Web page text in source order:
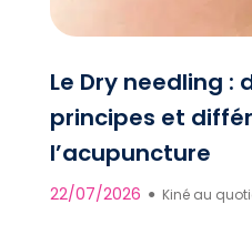
Le Dry needling :
principes et
l’acupuncture
22/07/2026 ● Kiné au